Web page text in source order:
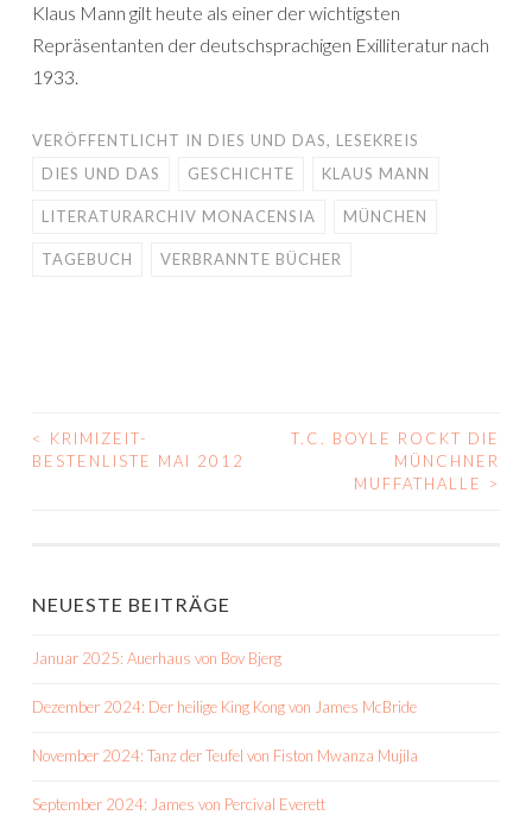
Klaus Mann gilt heute als einer der wichtigsten
Repräsentanten der deutschsprachigen Exilliteratur nach
1933.
VERÖFFENTLICHT IN DIES UND DAS, LESEKREIS
DIES UND DAS
GESCHICHTE KLAUS MANN
LITERATURARCHIV MONACENSIA MÜNCHEN
TAGEBUCH VERBRANNTE BÜCHER
BEITRAGS-
<
KRIMIZEIT-
BESTENLISTE MAI 2012
T.C. BOYLE ROCKT DIE
MÜNCHNER
MUFFATHALLE
>
NEUESTE BEITRÄGE
Januar 2025: Auerhaus von Bov Bjerg
Dezember 2024: Der heilige King Kong von James McBride
November 2024: Tanz der Teufel von Fiston Mwanza Mujila
September 2024: James von Percival Everett